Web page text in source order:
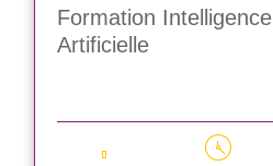
Formation Intelligence
Artificielle